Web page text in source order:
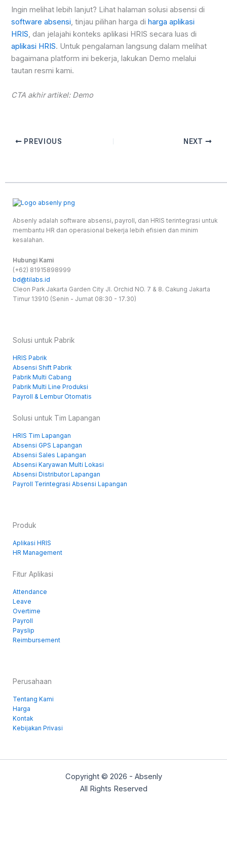
Ingin melihat lebih lanjut? Lihat halaman solusi absensi di
software absensi, tinjau pilihan harga di harga aplikasi
HRIS, dan jelajahi konteks aplikasi HRIS secara luas di
aplikasi HRIS. Untuk pengalaman langsung dalam melihat
bagaimana platform ini bekerja, lakukan Demo melalui
tautan resmi kami.
CTA akhir artikel: Demo
PREVIOUS NEXT
Absenly adalah software absensi, payroll, dan HRIS terintegrasi untuk
membantu HR dan operasional bekerja lebih efisien dan minim
kesalahan.
Hubungi Kami
(+62) 81915898999
bd@tilabs.id
Cleon Park Jakarta Garden City Jl. Orchid NO. 7 & 8. Cakung Jakarta
Timur 13910 (Senin - Jumat 08:30 - 17.30)
Solusi untuk Pabrik
HRIS Pabrik
Absensi Shift Pabrik
Pabrik Multi Cabang
Pabrik Multi Line Produksi
Payroll & Lembur Otomatis
Solusi untuk Tim Lapangan
HRIS Tim Lapangan
Absensi GPS Lapangan
Absensi Sales Lapangan
Absensi Karyawan Multi Lokasi
Absensi Distributor Lapangan
Payroll Terintegrasi Absensi Lapangan
Produk
Aplikasi HRIS
HR Management
Fitur Aplikasi
Attendance
Leave
Overtime
Payroll
Payslip
Reimbursement
Perusahaan
Tentang Kami
Harga
Kontak
Kebijakan Privasi
Copyright © 2026 - Absenly
All Rights Reserved